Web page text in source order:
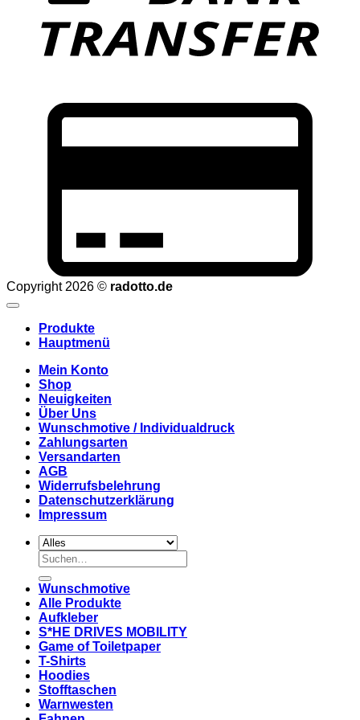
Copyright 2026 © radotto.de
Produkte
Hauptmenü
Mein Konto
Shop
Neuigkeiten
Über Uns
Wunschmotive / Individualdruck
Zahlungsarten
Versandarten
AGB
Widerrufsbelehrung
Datenschutzerklärung
Impressum
Suchen
nach:
Wunschmotive
Alle Produkte
Aufkleber
S*HE DRIVES MOBILITY
Game of Toiletpaper
T-Shirts
Hoodies
Stofftaschen
Warnwesten